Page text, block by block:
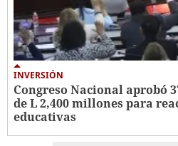
INVERSIÓN
Congreso Nacional aprobó
de L 2,400 millones para
educativas